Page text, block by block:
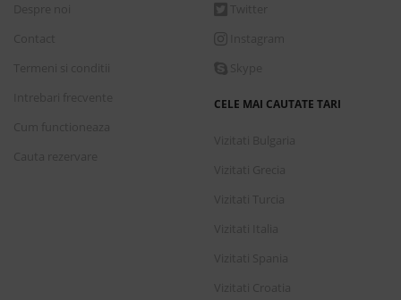
CELE MAI CAUTATE TARI